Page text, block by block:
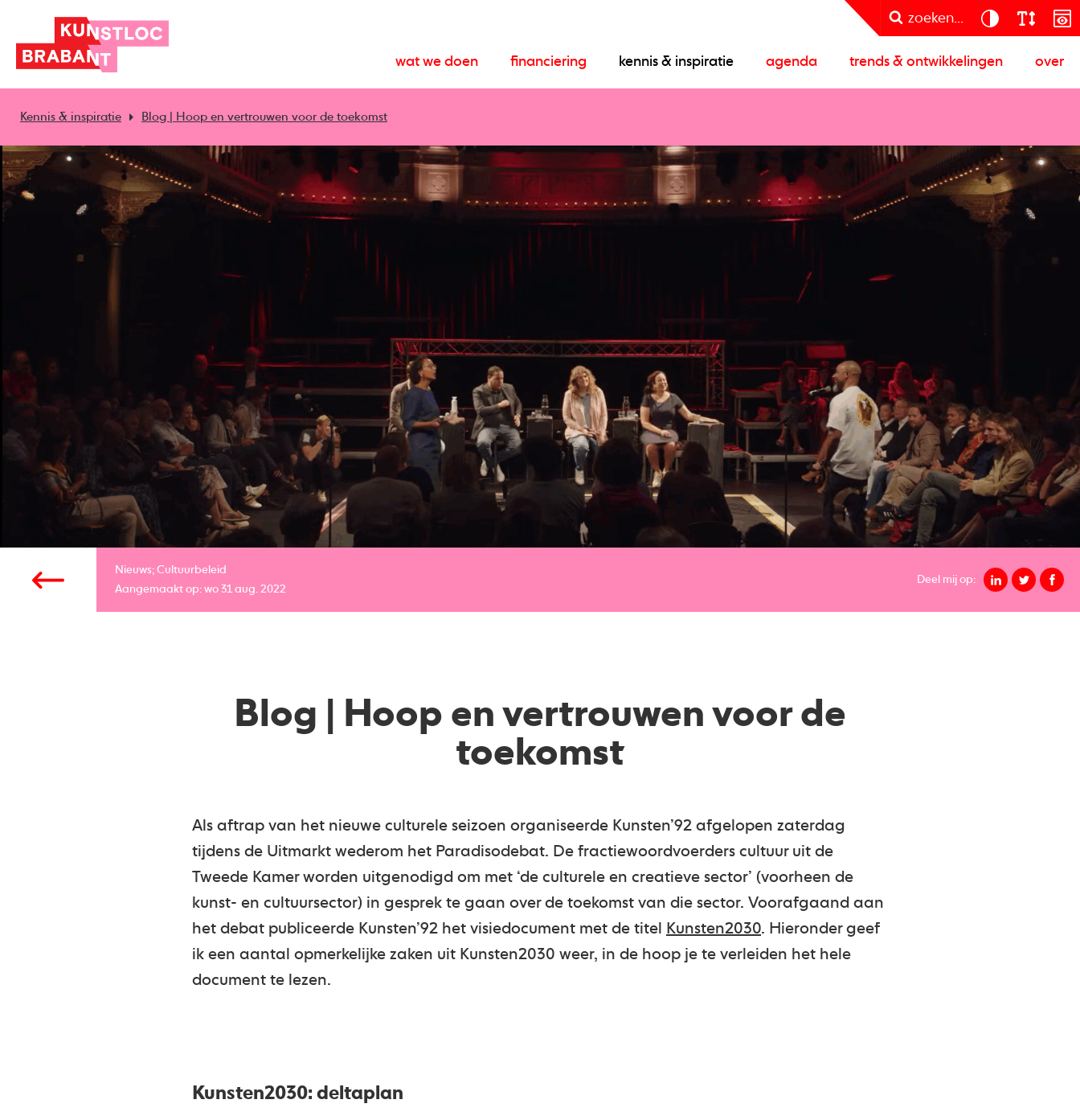
zoeken...
wat we doen financiering kennis & inspiratie agenda trends & ontwikkelingen over
Kennis & inspiratie Blog | Hoop en vertrouwen voor de toekomst
Nieuws; Cultuurbeleid
Aangemaakt op: wo 31 aug. 2022
Deel mij op:
Blog | Hoop en vertrouwen voor de
toekomst
Als aftrap van het nieuwe culturele seizoen organiseerde Kunsten’92 afgelopen zaterdag
tijdens de Uitmarkt wederom het Paradisodebat. De fractiewoordvoerders cultuur uit de
Tweede Kamer worden uitgenodigd om met ‘de culturele en creatieve sector’ (voorheen de
kunst- en cultuursector) in gesprek te gaan over de toekomst van die sector. Voorafgaand aan
het debat publiceerde Kunsten’92 het visiedocument met de titel Kunsten2030. Hieronder geef
ik een aantal opmerkelijke zaken uit Kunsten2030 weer, in de hoop je te verleiden het hele
document te lezen.
Kunsten2030: deltaplan